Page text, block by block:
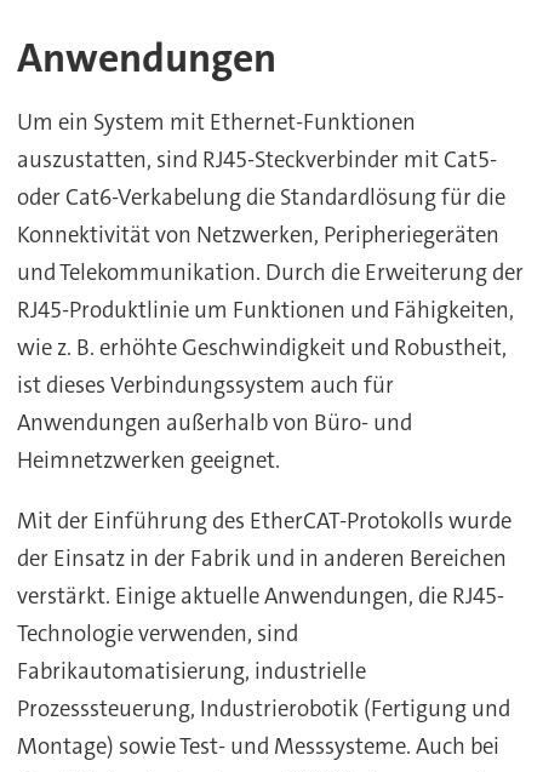
Anwendungen
Um ein System mit Ethernet-Funktionen
auszustatten, sind RJ45-Steckverbinder mit Cat5-
oder Cat6-Verkabelung die Standardlösung für die
Konnektivität von Netzwerken, Peripheriegeräten
und Telekommunikation. Durch die Erweiterung der
RJ45-Produktlinie um Funktionen und Fähigkeiten,
wie z. B. erhöhte Geschwindigkeit und Robustheit,
ist dieses Verbindungssystem auch für
Anwendungen außerhalb von Büro- und
Heimnetzwerken geeignet.
Mit der Einführung des EtherCAT-Protokolls wurde
der Einsatz in der Fabrik und in anderen Bereichen
verstärkt. Einige aktuelle Anwendungen, die RJ45-
Technologie verwenden, sind
Fabrikautomatisierung, industrielle
Prozesssteuerung, Industrierobotik (Fertigung und
Montage) sowie Test- und Messsysteme. Auch bei